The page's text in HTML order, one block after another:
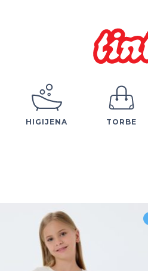
HIGIJENA TORBE